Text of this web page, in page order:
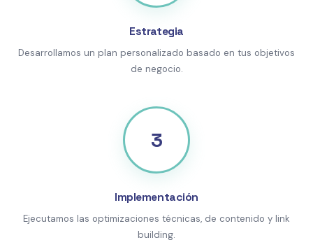
Estrategia
Desarrollamos un plan personalizado basado en tus objetivos
de negocio.
3
Implementación
Ejecutamos las optimizaciones técnicas, de contenido y link
building.